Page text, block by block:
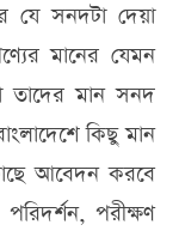
যে সনদটা দেয়া
মানের যেমন
তাদের মান সনদ
কিছু মান
আবেদন করবে
পরীক্ষণ